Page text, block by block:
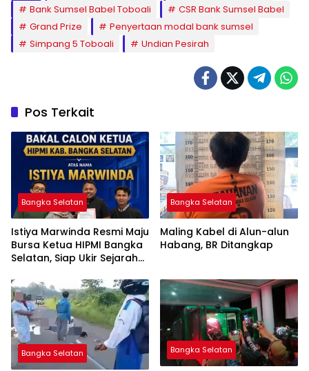
Bank Sumsel Babel Toboali
CSR Bank Sumsel Babel
Grand Prize
Penyertaan modal bank sumsel
Simpang 5 Toboali
Undian Pesirah
Pos Terkait
Bangka Selatan
Istiya Marwinda Resmi Maju
Bursa Ketua HIPMI Bangka
Selatan, Siap Ukir Sejarah
Pertama
Bangka Selatan
Maling Kabel di Alun-alun
Habang, BR Ditangkap
Bangka Selatan Bangka Selatan